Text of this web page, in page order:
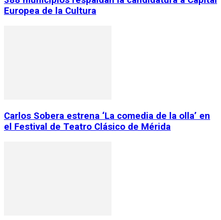
Europea de la Cultura
Carlos Sobera estrena ‘La comedia de la olla’ en
el Festival de Teatro Clásico de Mérida